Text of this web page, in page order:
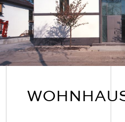
TEAM
OFFENE